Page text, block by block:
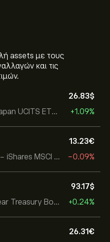
assets με τους
και τις
Amundi MSCI Japan UCITS ETF Acc
26.83‎$‎
+1.09%
iShares VII PLC - iShares MSCI EMU USD Hedged UCITS ETF
13.23‎€‎
-0.09%
iShares 7-10 Year Treasury Bond ETF
93.17‎$‎
+0.24%
26.31‎€‎